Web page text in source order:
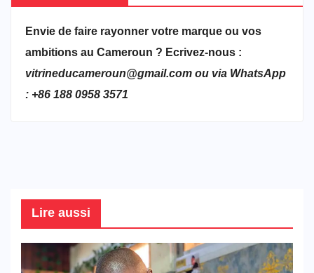
Envie de faire rayonner votre marque ou vos
ambitions au Cameroun ? Ecrivez-nous :
vitrineducameroun@gmail.com ou via WhatsApp
: +86 188 0958 3571
Lire aussi